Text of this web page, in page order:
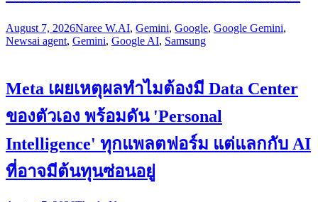
August 7, 2026Naree W.AI, Gemini, Google, Google Gemini,
Newsai agent, Gemini, Google AI, Samsung
Meta เผยเหตุผลทำไมต้องมี Data Center
ของตัวเอง พร้อมดัน 'Personal
Intelligence' ทุกแพลตฟอร์ม แต่แลกกับ AI
ที่อาจมีต้นทุนซ่อนอยู่